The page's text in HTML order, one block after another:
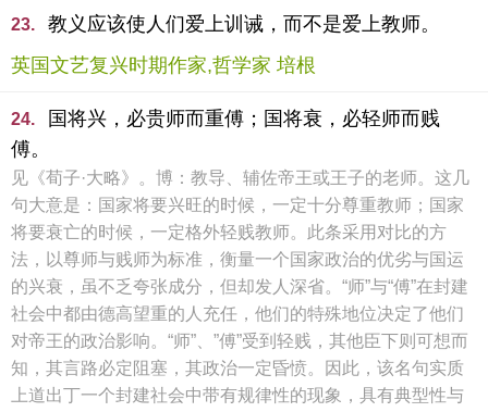
23.
教义应该使人们爱上训诫，而不是爱上教师。
英国文艺复兴时期作家,哲学家 培根
24.
国将兴，必贵师而重傅；国将衰，必轻师而贱
傅。
见《荀子·大略》。博：教导、辅佐帝王或王子的老师。这几
句大意是：国家将要兴旺的时候，一定十分尊重教师；国家
将要衰亡的时候，一定格外轻贱教师。此条采用对比的方
法，以尊师与贱师为标准，衡量一个国家政治的优劣与国运
的兴衰，虽不乏夸张成分，但却发人深省。“师”与“傅”在封建
社会中都由德高望重的人充任，他们的特殊地位决定了他们
对帝王的政治影响。“师”、”傅”受到轻贱，其他臣下则可想而
知，其言路必定阻塞，其政治一定昏愤。因此，该名句实质
上道出丁一个封建社会中带有规律性的现象，具有典型性与